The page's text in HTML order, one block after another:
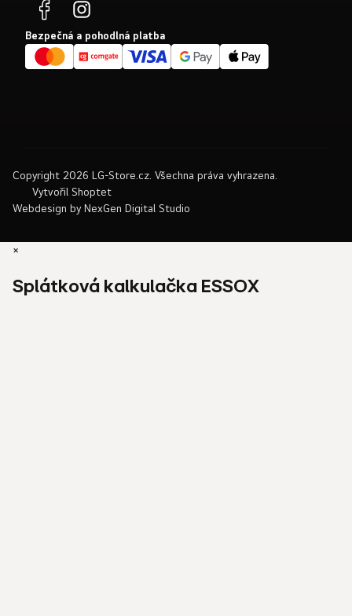
Bezpečná a pohodlná platba
Webdesign by NexGen Digital Studio
Vytvořil Shoptet
Copyright 2026 LG-Store.cz . Všechna práva vyhrazena.
×
Splátková kalkulačka ESSOX